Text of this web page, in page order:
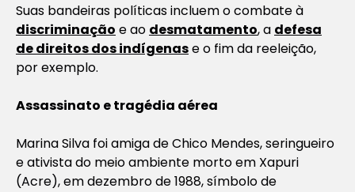
Suas bandeiras políticas incluem o combate à
discriminação e ao desmatamento, a defesa
de direitos dos indígenase o fim da reeleição,
por exemplo.
Assassinato e tragédia aérea
Marina Silva foi amiga de Chico Mendes, seringueiro
e ativista do meio ambiente morto em Xapuri
(Acre), em dezembro de 1988, símbolo de